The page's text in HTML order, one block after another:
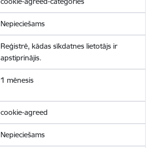
Nepieciešams
Reģistrē, kādas sīkdatnes lietotājs ir
apstiprinājis.
1 mēnesis
cookie-agreed
Nepieciešams